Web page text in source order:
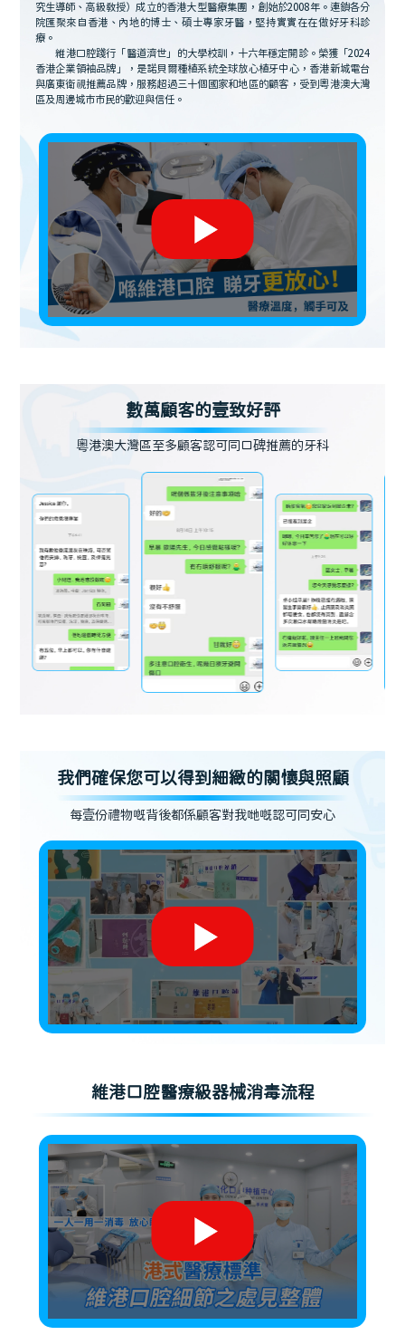
究生導師、高級教授）成立的香港大型醫療集團，創始於2008年。連鎖各分
院匯聚來自香港、內地的博士、碩士專家牙醫，堅持實實在在做好牙科診
療。
維港口腔踐行「醫道濟世」的大學校訓，十六年穩定開診。榮獲「2024
香港企業領袖品牌」，是諾貝爾種植系統全球放心植牙中心，香港新城電台
與廣東衛視推薦品牌，服務超過三十個國家和地區的顧客，受到粵港澳大灣
區及周邊城市市民的歡迎與信任。
數萬顧客的壹致好評
粵港澳大灣區至多顧客認可同口碑推薦的牙科
我們確保您可以得到細緻的關懷與照顧
每壹份禮物嘅背後都係顧客對我哋嘅認可同安心
維港口腔醫療級器械消毒流程